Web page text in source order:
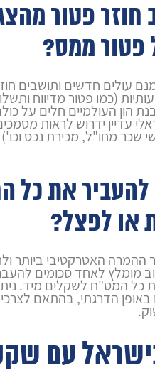
פטור
פטור ממס?
עולים חדשים ותושבים
הון העולמיים חלים על
עדיין ידרוש לראות
שכר מחו"ל, מכירת נכס
את כל
או לפצל?
האטרקטיבי ביותר
מומלץ לאחד סכומים
כל המט"ח לשקלים מיד.
באופן הדרגתי, בהתאם
עם